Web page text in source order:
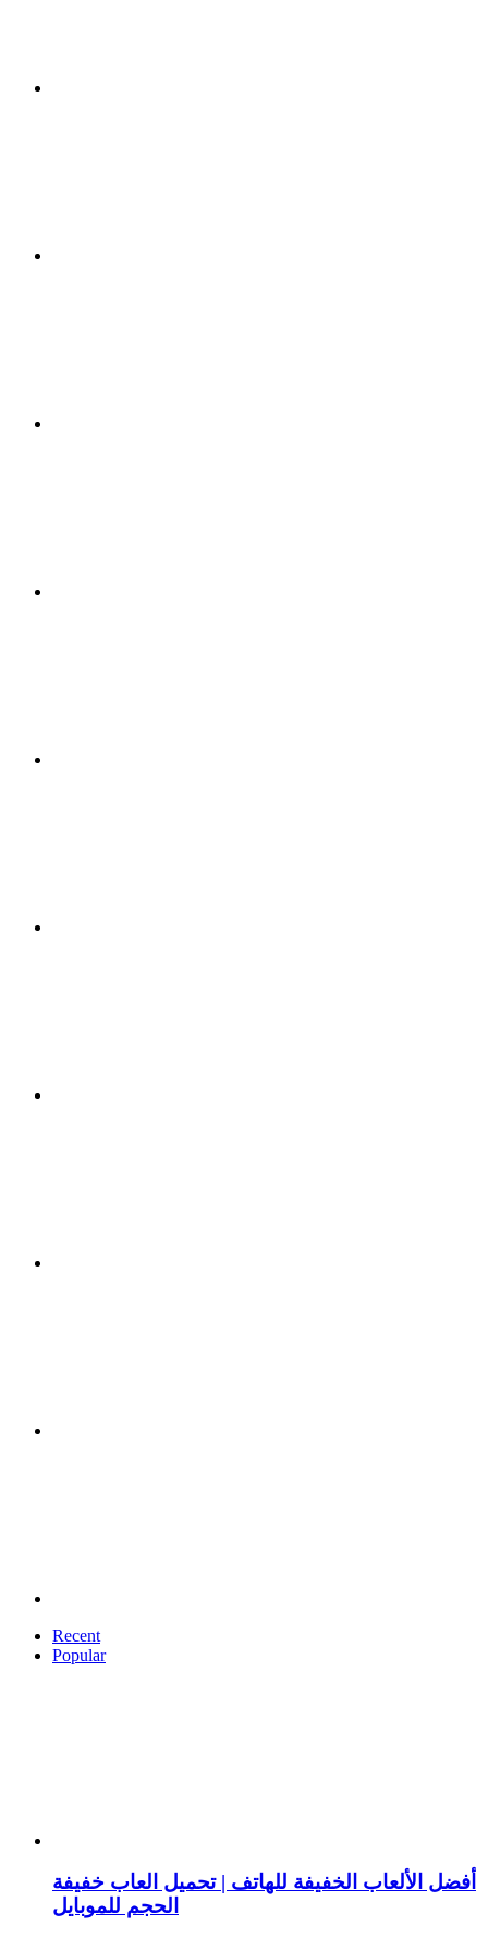
Recent
Popular
أفضل الألعاب الخفيفة للهاتف | تحميل العاب خفيفة
الحجم للموبايل